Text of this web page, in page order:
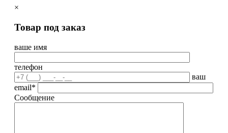
×
Товар под заказ
ваше имя
телефон
ваш
email*
Сообщение